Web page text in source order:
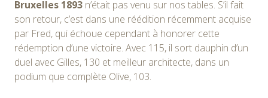
Bruxelles 1893 n’était pas venu sur nos tables. S’il fait
son retour, c’est dans une réédition récemment acquise
par Fred, qui échoue cependant à honorer cette
rédemption d’une victoire. Avec 115, il sort dauphin d’un
duel avec Gilles, 130 et meilleur architecte, dans un
podium que complète Olive, 103.